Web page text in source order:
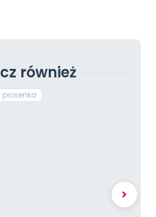
również
piosenka